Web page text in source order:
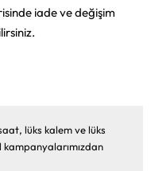
iade ve değişim
lüks kalem ve lüks